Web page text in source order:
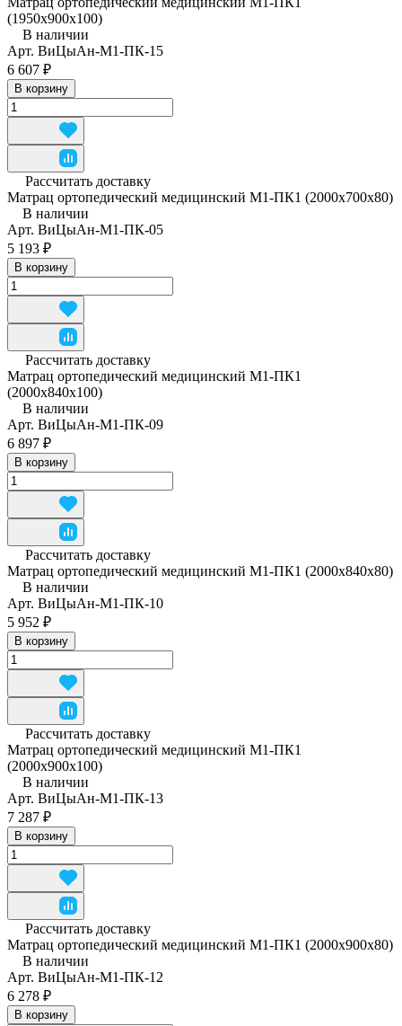
(1950x900x100)
В наличии
Арт. ВиЦыАн-М1-ПК-15
6 607 ₽
В корзину
Рассчитать доставку
Матрац ортопедический медицинский М1-ПК1 (2000x700x80)
В наличии
Арт. ВиЦыАн-М1-ПК-05
5 193 ₽
В корзину
Рассчитать доставку
Матрац ортопедический медицинский М1-ПК1
(2000x840x100)
В наличии
Арт. ВиЦыАн-М1-ПК-09
6 897 ₽
В корзину
Рассчитать доставку
Матрац ортопедический медицинский М1-ПК1 (2000x840x80)
В наличии
Арт. ВиЦыАн-М1-ПК-10
5 952 ₽
В корзину
Рассчитать доставку
Матрац ортопедический медицинский М1-ПК1
(2000x900x100)
В наличии
Арт. ВиЦыАн-М1-ПК-13
7 287 ₽
В корзину
Рассчитать доставку
Матрац ортопедический медицинский М1-ПК1 (2000x900x80)
В наличии
Арт. ВиЦыАн-М1-ПК-12
6 278 ₽
В корзину